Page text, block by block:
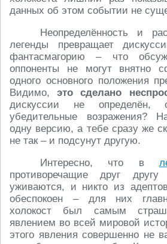
данных об этом событии не
Неопределённость и
легенды превращает
фантасмагорию – что
оппоненты не могут внятно
одного основного положения
Видимо,это сделано
дискуссии не определён,
убедительные возражения?
одну версию, а тебе сразу же
не так – и подсунут другую.
Интересно, что в
противоречащие друг
уживаются, и никто из
обеспокоен – для них
холокост был самым
явлением во всей мировой
этого явления совершенно не